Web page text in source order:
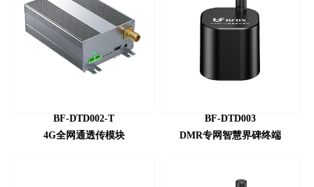
BF-DTD002-T
4G全网通透传模块
BF-DTD003
DMR专网智慧界碑终端